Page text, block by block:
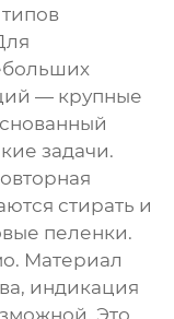
— крупные
задачи.
стирать и
пеленки.
Материал
индикация